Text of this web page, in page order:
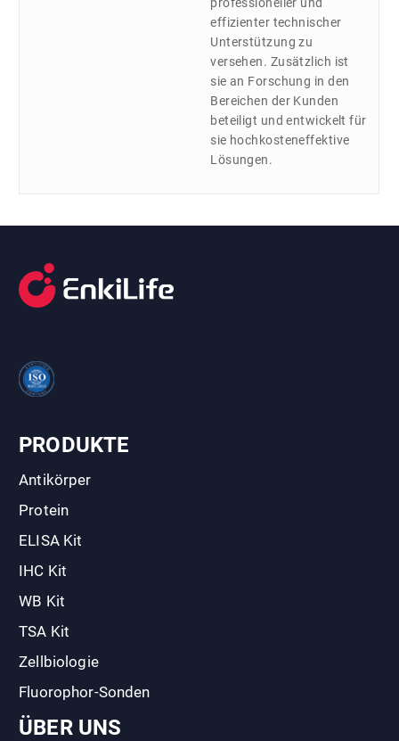
professioneller und
effizienter technischer
Unterstützung zu
versehen. Zusätzlich ist
sie an Forschung in den
Bereichen der Kunden
beteiligt und entwickelt für
sie hochkosteneffektive
Lösungen.
PRODUKTE
Antikörper
Protein
ELISA Kit
IHC Kit
WB Kit
TSA Kit
Zellbiologie
Fluorophor-Sonden
ÜBER UNS